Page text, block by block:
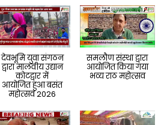
देवभूमि युवा संगठन
द्वारा मालवीय उद्यान
कोटद्वार में
आयोजित हुआ बसंत
महोत्सव 2026
समलौण संस्था द्वारा
आयोजित किया गया
भव्य राठ महोत्सव